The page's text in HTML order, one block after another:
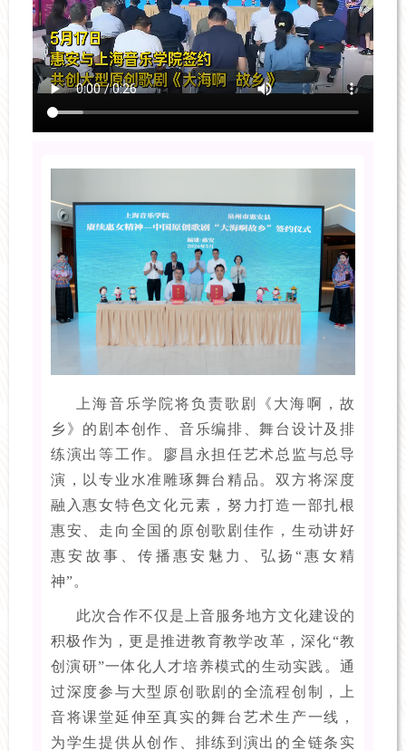
上海音乐学院将负责歌剧《大海啊，故
乡》的剧本创作、音乐编排、舞台设计及排
练演出等工作。廖昌永担任艺术总监与总导
演，以专业水准雕琢舞台精品。双方将深度
融入惠女特色文化元素，努力打造一部扎根
惠安、走向全国的原创歌剧佳作，生动讲好
惠安故事、传播惠安魅力、弘扬“惠女精
神”。
此次合作不仅是上音服务地方文化建设的
积极作为，更是推进教育教学改革，深化“教
创演研”一体化人才培养模式的生动实践。通
过深度参与大型原创歌剧的全流程创制，上
音将课堂延伸至真实的舞台艺术生产一线，
为学生提供从创作、排练到演出的全链条实